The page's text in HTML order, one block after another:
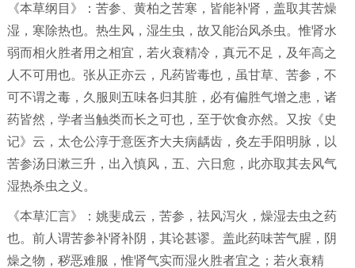
《本草纲目》：苦参、黄柏之苦寒，皆能补肾，盖取其苦燥
湿，寒除热也。热生风，湿生虫，故又能治风杀虫。惟肾水
弱而相火胜者用之相宜，若火衰精冷，真元不足，及年高之
人不可用也。张从正亦云，凡药皆毒也，虽甘草、苦参，不
可不谓之毒，久服则五味各归其脏，必有偏胜气增之患，诸
药皆然，学者当触类而长之可也，至于饮食亦然。又按《史
记》云，太仓公淳于意医齐大夫病龋齿，灸左手阳明脉，以
苦参汤日漱三升，出入慎风，五、六日愈，此亦取其去风气
湿热杀虫之义。
《本草汇言》：姚斐成云，苦参，祛风泻火，燥湿去虫之药
也。前人谓苦参补肾补阴，其论甚谬。盖此药味苦气腥，阴
燥之物，秽恶难服，惟肾气实而湿火胜者宜之；若火衰精